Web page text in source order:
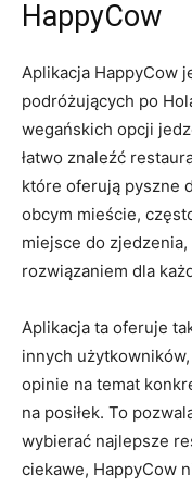
HappyCow
Aplikacja HappyCow
podróżujących po
wegańskich ‍opcji
łatwo znaleźć
które oferują pyszne
obcym mieście,
miejsce ‌do
rozwiązaniem dla
Aplikacja ta oferuje
innych⁣
opinie na temat
na posiłek. ​To
wybierać najlepsze
ciekawe, HappyCow